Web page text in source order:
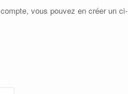
vous pouvez en créer un ci-